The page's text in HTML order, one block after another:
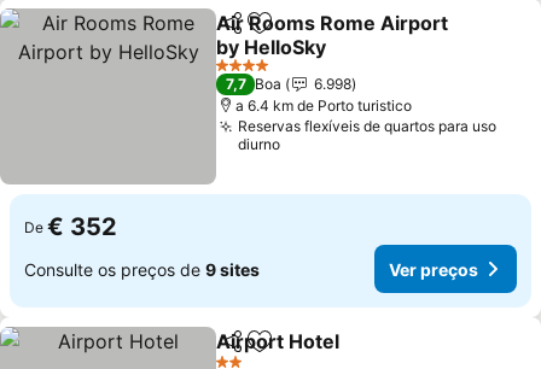
PartilharAdicionar aos favoritos
Air Rooms Rome Airport
by HelloSky
4 Estrelas
7,7 Boa
6.998
a 6.4 km de Porto turistico
Reservas flexíveis de quartos para uso
diurno
De € 352
Consulte os preços de 9 sites Ver preços
PartilharAdicionar aos favoritos
Airport Hotel